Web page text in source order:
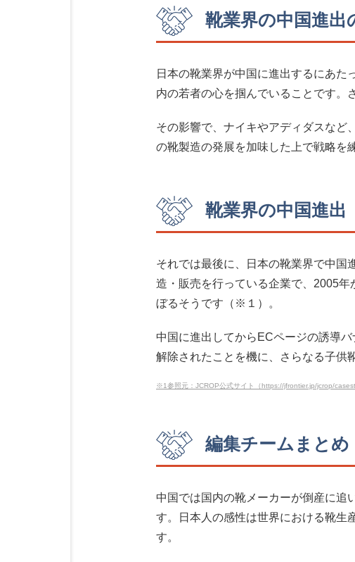
靴業界の中国進出
日本の靴業界が中国に進出するにあた
内の若者の心を掴んでいることです。
その影響で、ナイキやアディダスなど
の靴製造の発展を加味した上で戦略を
靴業界の中国進出
それでは最後に、日本の靴業界で中国
造・販売を行っている企業で、2005
ぼるそうです（※１）。
中国に進出してからECページの誘導
解除されたことを機に、さらなる子供
※1参照元：JCROP公式サイト（https://jfrontier.jp/jcrop/
編集チームまとめ
中国では国内の靴メーカーが倒産に追
す。日本人の感性は世界における靴生
す。